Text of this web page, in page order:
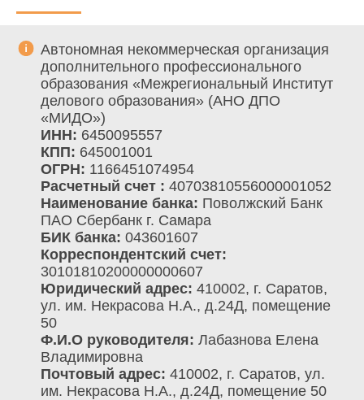
Автономная некоммерческая организация
дополнительного профессионального
образования «Межрегиональный Институт
делового образования» (АНО ДПО
«МИДО»)
ИНН: 6450095557
КПП: 645001001
ОГРН: 1166451074954
Расчетный счет : 40703810556000001052
Наименование банка: Поволжский Банк
ПАО Сбербанк г. Самара
БИК банка: 043601607
Корреспондентский счет:
30101810200000000607
Юридический адрес: 410002, г. Саратов,
ул. им. Некрасова Н.А., д.24Д, помещение
50
Ф.И.О руководителя: Лабазнова Елена
Владимировна
Почтовый адрес: 410002, г. Саратов, ул.
им. Некрасова Н.А., д.24Д, помещение 50